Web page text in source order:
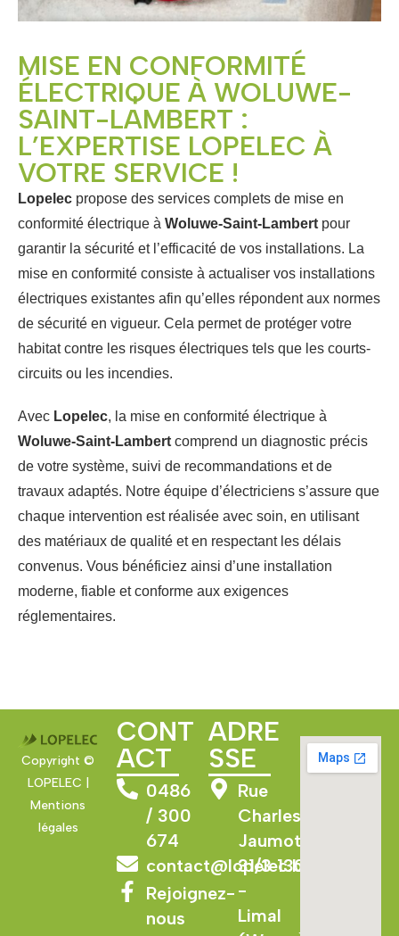
MISE EN CONFORMITÉ
ÉLECTRIQUE À WOLUWE-
SAINT-LAMBERT :
L’EXPERTISE LOPELEC À
VOTRE SERVICE !
Lopelec propose des services complets de mise en
conformité électrique à Woluwe-Saint-Lambert pour
garantir la sécurité et l’efficacité de vos installations. La
mise en conformité consiste à actualiser vos installations
électriques existantes afin qu’elles répondent aux normes
de sécurité en vigueur. Cela permet de protéger votre
habitat contre les risques électriques tels que les courts-
circuits ou les incendies.
Avec Lopelec, la mise en conformité électrique à
Woluwe-Saint-Lambert comprend un diagnostic précis
de votre système, suivi de recommandations et de
travaux adaptés. Notre équipe d’électriciens s’assure que
chaque intervention est réalisée avec soin, en utilisant
des matériaux de qualité et en respectant les délais
convenus. Vous bénéficiez ainsi d’une installation
moderne, fiable et conforme aux exigences
réglementaires.
Copyright ©
LOPELEC |
Mentions
légales
CONT
ACT
0486
/ 300
674
contact@lopelec.be
Rejoignez-
nous
ADRE
SSE
Rue
Charles
Jaumotte
31/3 1300
-
Limal